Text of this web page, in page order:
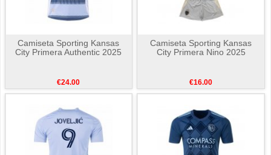
Camiseta Sporting Kansas
City Primera Authentic 2025
€24.00
Camiseta Sporting Kansas
City Primera Nino 2025
€16.00